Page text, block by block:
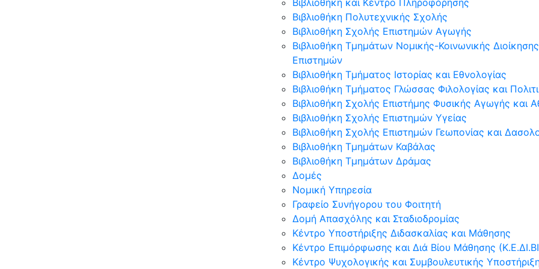
Βιβλιοθήκη και Κέντρο Πληροφόρησης
Βιβλιοθήκη Πολυτεχνικής Σχολής
Βιβλιοθήκη Σχολής Επιστημών Αγωγής
Βιβλιοθήκη Τμημάτων Νομικής-Κοινωνικής
Επιστημών
Βιβλιοθήκη Τμήματος Ιστορίας και Εθνολογίας
Βιβλιοθήκη Τμήματος Γλώσσας Φιλολογίας και
Βιβλιοθήκη Σχολής Επιστήμης Φυσικής Αγωγής και
Βιβλιοθήκη Σχολής Επιστημών Υγείας
Βιβλιοθήκη Σχολής Επιστημών Γεωπονίας και
Βιβλιοθήκη Τμημάτων Καβάλας
Βιβλιοθήκη Τμημάτων Δράμας
Δομές
Νομική Υπηρεσία
Γραφείο Συνήγορου του Φοιτητή
Δομή Απασχόλης και Σταδιοδρομίας
Κέντρο Υποστήριξης Διδασκαλίας και Μάθησης
Κέντρο Επιμόρφωσης και Διά Βίου Μάθησης
Κέντρο Ψυχολογικής και Συμβουλευτικής